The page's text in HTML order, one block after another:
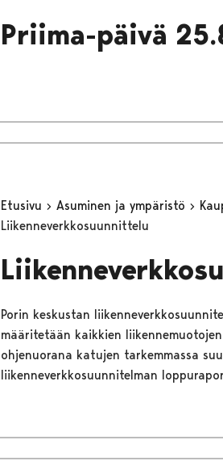
Priima-päivä
Etusivu Asuminen ja ympäristö
Liikenneverkkosuunnittelu
Porin keskustan
määritetään kaikkien
ohjenuorana katujen tarkemmassa
liikenneverkkosuunnitelman